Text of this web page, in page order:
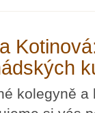
kolegyně a